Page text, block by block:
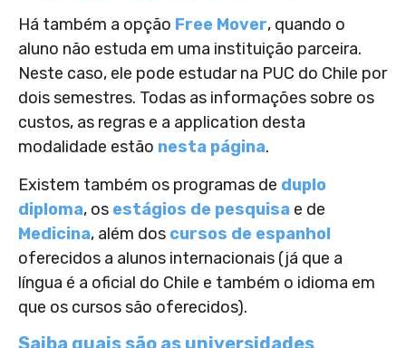
Há também a opção Free Mover, quando o
aluno não estuda em uma instituição parceira.
Neste caso, ele pode estudar na PUC do Chile por
dois semestres. Todas as informações sobre os
custos, as regras e a application desta
modalidade estão nesta página.
Existem também os programas de duplo
diploma, os estágios de pesquisa e de
Medicina, além dos cursos de espanhol
oferecidos a alunos internacionais (já que a
língua é a oficial do Chile e também o idioma em
que os cursos são oferecidos).
Saiba quais são as universidades